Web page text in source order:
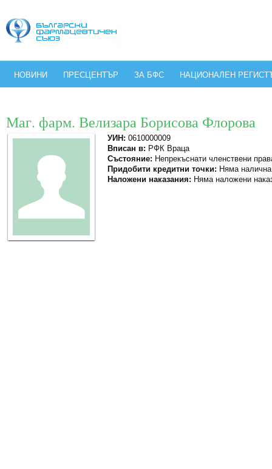
НОВИНИ ПРЕСЦЕНТЪР ЗА БФС НАЦИОНАЛЕН
Маг. фарм. Велизара Борисова Флорова
УИН: 0610000009
Вписан в: РФК Враца
Състояние: Непрекъснати членствени
Придобити кредитни точки: Няма
Наложени наказания: Няма наложени